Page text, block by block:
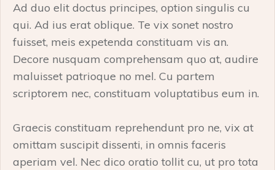
Ad duo elit doctus principes, option singulis cu
qui. Ad ius erat oblique. Te vix sonet nostro
fuisset, meis expetenda constituam vis an.
Decore nusquam comprehensam quo at, audire
maluisset patrioque no mel. Cu partem
scriptorem nec, constituam voluptatibus eum in.
Graecis constituam reprehendunt pro ne, vix at
omittam suscipit dissenti, in omnis faceris
aperiam vel. Nec dico oratio tollit cu, ut pro tota